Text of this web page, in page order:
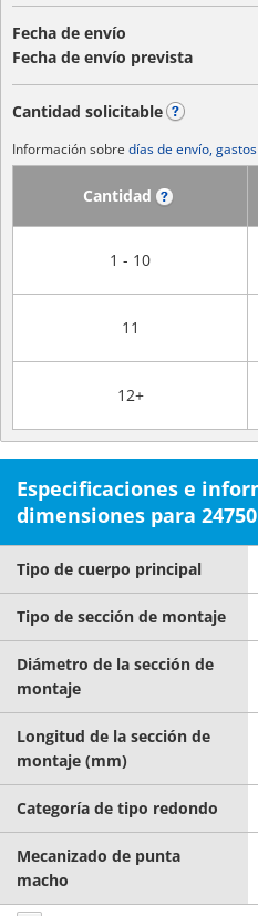
Fecha de envío
Fecha de envío prevista
Cantidad solicitable
Información sobre días de envío,
Cantidad
1 - 10
11
12+
Especificaciones e
dimensiones para
Tipo de cuerpo principal
Tipo de sección de montaje
Diámetro de la sección de
montaje
Longitud de la sección de
montaje (mm)
Categoría de tipo redondo
Mecanizado de punta
macho